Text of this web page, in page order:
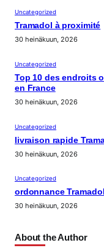
Uncategorized
Tramadol à proximité
30 heinäkuun, 2026
Uncategorized
Top 10 des endroits
en France
30 heinäkuun, 2026
Uncategorized
livraison rapide
30 heinäkuun, 2026
Uncategorized
ordonnance
30 heinäkuun, 2026
About the Author